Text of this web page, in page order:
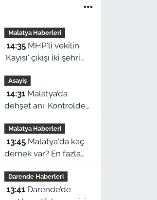
Malatya Haberleri
14:35MHP'li vekilin
'Kayısı' çıkışı iki şehri
karıştırdı: 'Malatya’yı
cinayetle
suçlayamazsınız!'
Asayiş
14:31Malatya’da
dehşet anı: Kontrolden
çıkan hafriyat kamyonu
evin içine girdi!
Malatya Haberleri
13:45Malatya'da kaç
dernek var? En fazla
hangi ilçede? Vali
Yavuz tek tek açıkladı
Darende Haberleri
13:41Darende’de